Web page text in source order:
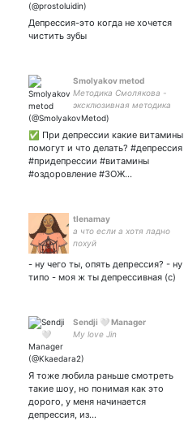
Депрессия-это когда не хочется
чистить зубы
Smolyakov metod
Методика Смолякова -
эксклюзивная методика
оздоровления всего
#методСмолякова
#коррекцияатланта
#позвоночник #атлант
✅ При депрессии какие витамины
помогут и что делать? #депрессия
#придепрессии #витамины
#оздоровление #ЗОЖ…
tlenamay
а что если а хотя ладно
похуй
- ну чего ты, опять депрессия? - ну
типо - моя ж ты депрессивная (с)
Sendji 🤍 Manager
My love Jin
Я тоже любила раньше смотреть
такие шоу, но понимая как это
дорого, у меня начинается
депрессия, из…